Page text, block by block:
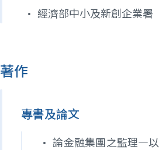
經濟部中小及新創企業署
著作
專書及論文
論金融集團之監理—